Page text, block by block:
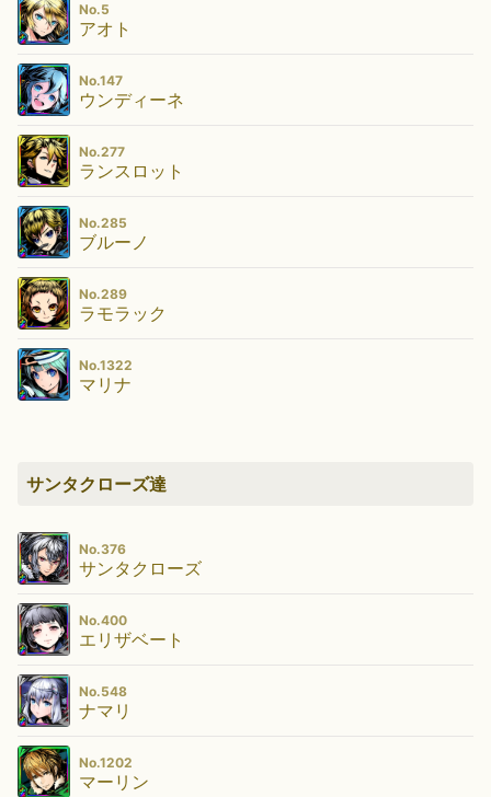
No.5
アオト
No.147
ウンディーネ
No.277
ランスロット
No.285
ブルーノ
No.289
ラモラック
No.1322
マリナ
サンタクローズ達
No.376
サンタクローズ
No.400
エリザベート
No.548
ナマリ
No.1202
マーリン